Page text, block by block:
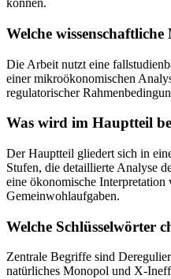
können.
Welche
Die Arbeit nutzt eine
einer mikroökonomischen
regulatorischer
Was wird im Hauptteil
Der Hauptteil gliedert sich in
Stufen, die detaillierte Analyse
eine ökonomische
Gemeinwohlaufgaben.
Welche Schlüsselwörter
Zentrale Begriffe sind
natürliches Monopol und X-